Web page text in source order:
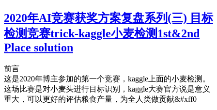
2020年AI竞赛获奖方案复盘系列(三) 目标
检测竞赛trick-kaggle小麦检测1st&2nd
Place solution
前言
这是2020年博主参加的第一个竞赛，kaggle上面的小麦检测。
这场比赛是对小麦头进行目标识别，kaggle大赛官方说是意义
重大，可以更好的评估粮食产量，为全人类做贡献&#xff0